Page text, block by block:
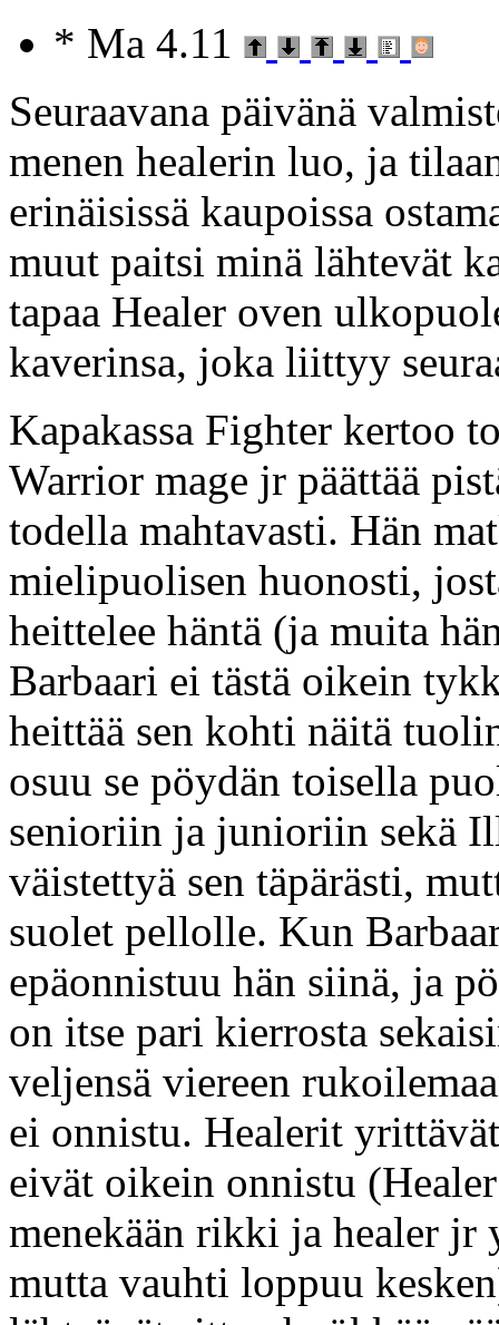
* Ma 4.11
Seuraavana päivänä
menen healerin luo, ja
erinäisissä kaupoissa
muut paitsi minä lähtevät
tapaa Healer oven
kaverinsa, joka liittyy
Kapakassa Fighter kertoo
Warrior mage jr päättää
todella mahtavasti. Hän
mielipuolisen huonosti,
heittelee häntä (ja muita
Barbaari ei tästä oikein
heittää sen kohti näitä
osuu se pöydän toisella
senioriin ja junioriin sekä
väistettyä sen täpärästi,
suolet pellolle. Kun
epäonnistuu hän siinä, ja
on itse pari kierrosta
veljensä viereen
ei onnistu. Healerit
eivät oikein onnistu
menekään rikki ja healer
mutta vauhti loppuu